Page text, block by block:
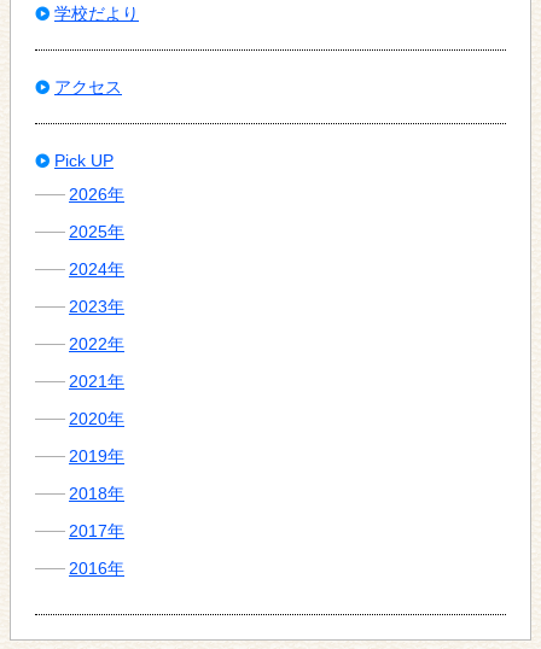
学校だより
アクセス
Pick UP
2026年
2025年
2024年
2023年
2022年
2021年
2020年
2019年
2018年
2017年
2016年